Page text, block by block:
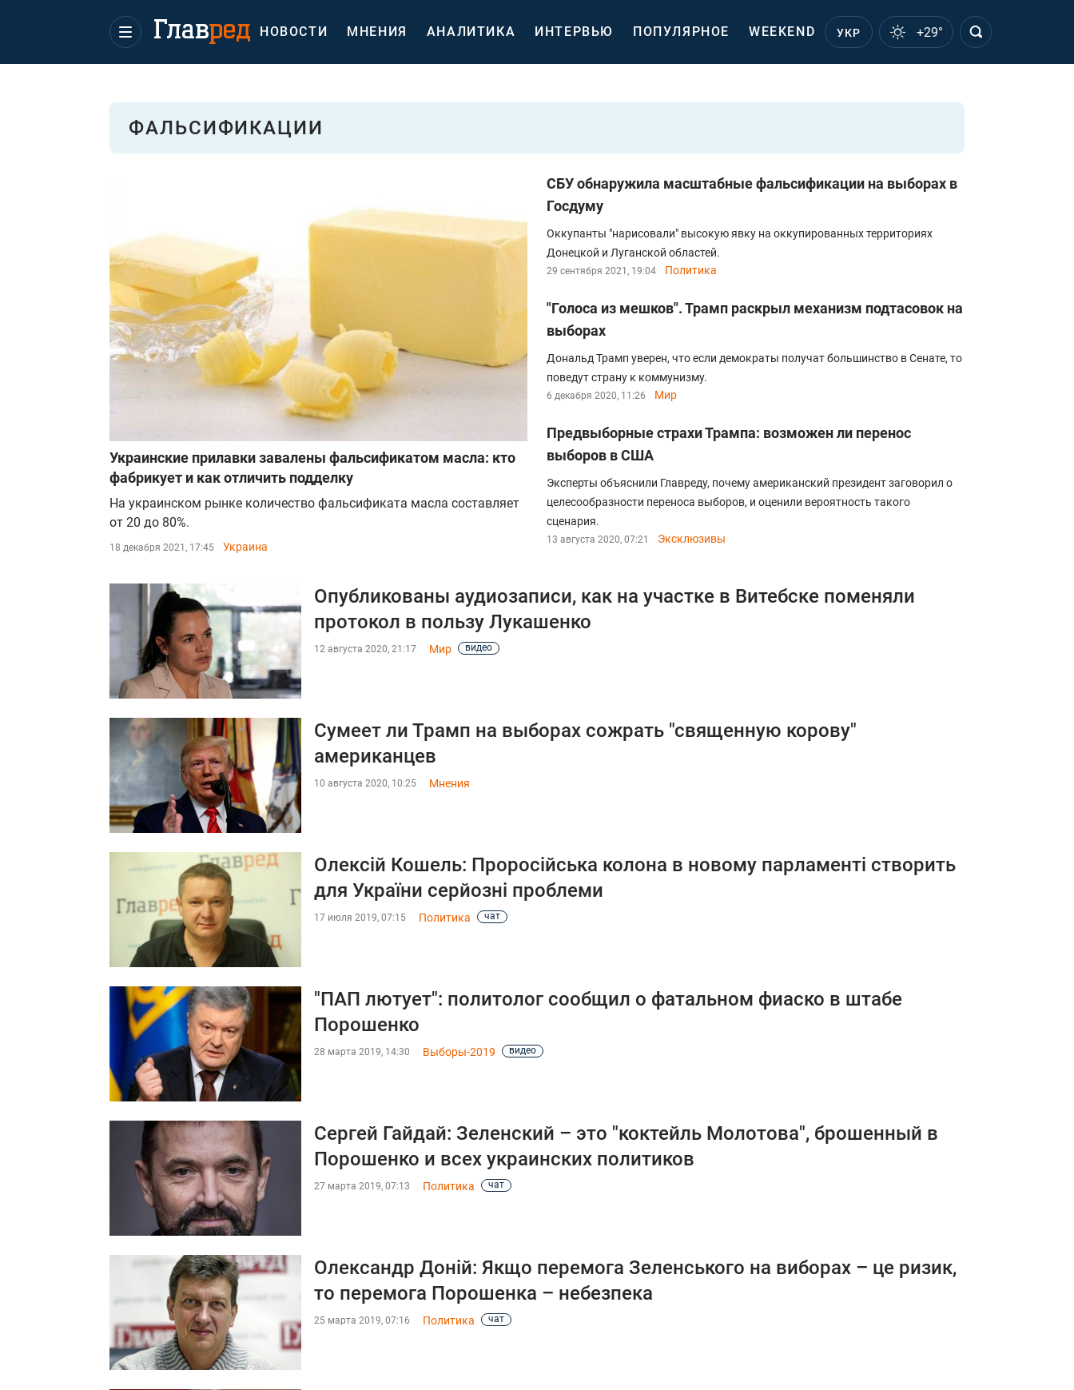
НОВОСТИ МНЕНИЯ АНАЛИТИКА ИНТЕРВЬЮ ПОПУЛЯРНОЕ WEEKEND УКР +29°
ФАЛЬСИФИКАЦИИ
Украинские прилавки завалены фальсификатом масла: кто
фабрикует и как отличить подделку
На украинском рынке количество фальсификата масла составляет
от 20 до 80%.
18 декабря 2021, 17:45 Украина
СБУ обнаружила масштабные фальсификации на выборах в
Госдуму
Оккупанты "нарисовали" высокую явку на оккупированных территориях
Донецкой и Луганской областей.
29 сентября 2021, 19:04 Политика
"Голоса из мешков". Трамп раскрыл механизм подтасовок на
выборах
Дональд Трамп уверен, что если демократы получат большинство в Сенате, то
поведут страну к коммунизму.
6 декабря 2020, 11:26 Мир
Предвыборные страхи Трампа: возможен ли перенос
выборов в США
Эксперты объяснили Главреду, почему американский президент заговорил о
целесообразности переноса выборов, и оценили вероятность такого
сценария.
13 августа 2020, 07:21 Эксклюзивы
Опубликованы аудиозаписи, как на участке в Витебске поменяли
протокол в пользу Лукашенко
12 августа 2020, 21:17 Мир видео
Сумеет ли Трамп на выборах сожрать "священную корову"
американцев
10 августа 2020, 10:25 Мнения
Олексій Кошель: Проросійська колона в новому парламенті створить
для України серйозні проблеми
17 июля 2019, 07:15 Политика чат
"ПАП лютует": политолог сообщил о фатальном фиаско в штабе
Порошенко
28 марта 2019, 14:30 Выборы-2019 видео
Сергей Гайдай: Зеленский – это "коктейль Молотова", брошенный в
Порошенко и всех украинских политиков
27 марта 2019, 07:13 Политика чат
Олександр Доній: Якщо перемога Зеленського на виборах – це ризик,
то перемога Порошенка – небезпека
25 марта 2019, 07:16 Политика чат